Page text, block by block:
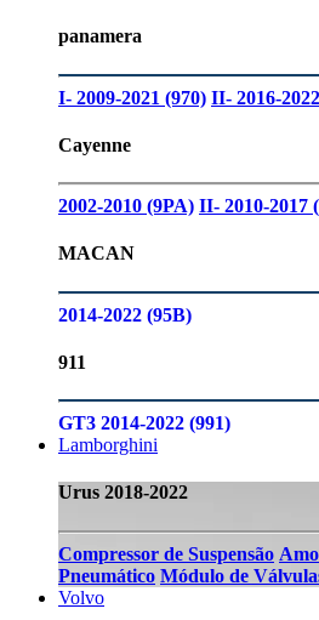
panamera
I- 2009-2021 (970) II- 2016-
Cayenne
2002-2010 (9PA) II- 2010-2017
MACAN
2014-2022 (95B)
911
GT3 2014-2022 (991)
Lamborghini
Urus 2018-2022
Compressor de Suspensão
Pneumático Módulo de
Volvo